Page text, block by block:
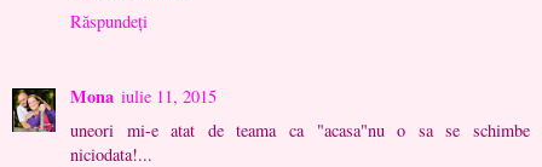
Răspundeți
Mona iulie 11, 2015
uneori mi-e atat de teama ca "acasa"nu o sa se schimbe
niciodata!...